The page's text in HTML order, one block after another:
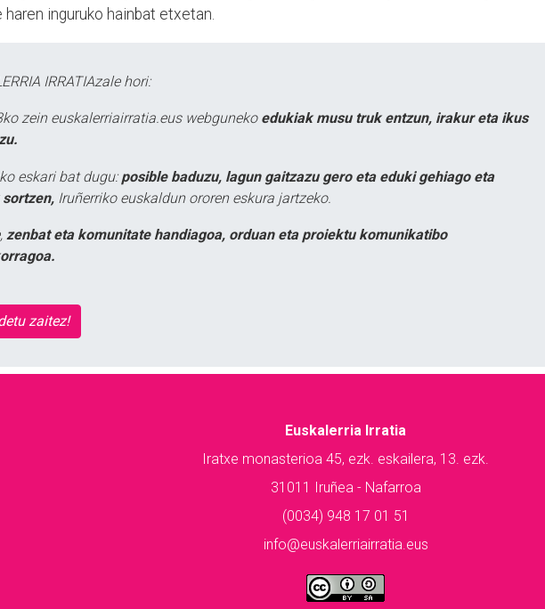
haren inguruko hainbat etxetan.
IRRATIAzale hori:
zein euskalerriairratia.eus webguneko edukiak musu truk entzun, irakur eta ikus
eskari bat dugu: posible baduzu, lagun gaitzazu gero eta eduki gehiago eta
Iruñerriko euskaldun ororen eskura jartzeko.
zenbat eta komunitate handiagoa, orduan eta proiektu komunikatibo
zaitez!
Euskalerria Irratia
Iratxe monasterioa 45, ezk. eskailera, 13. ezk.
31011 Iruñea - Nafarroa
(0034) 948 17 01 51
info@euskalerriairratia.eus